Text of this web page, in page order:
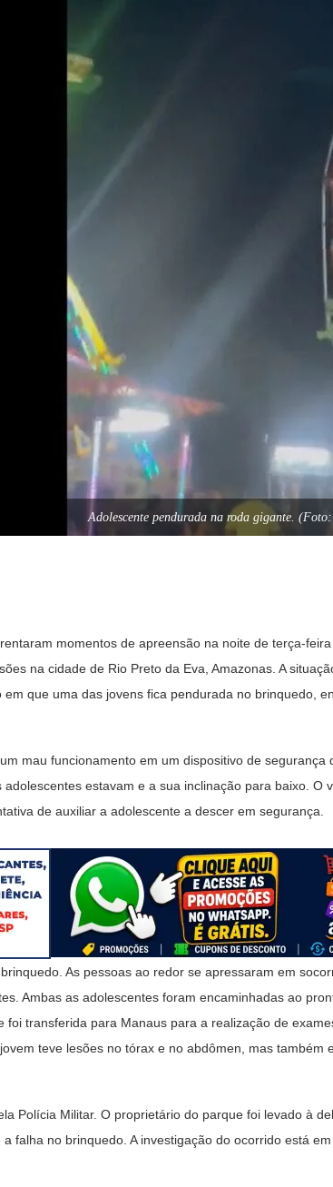
Adolescente pendurada na roda gigante.
momentos de apreensão na noite de terça-
na cidade de Rio Preto da Eva, Amazonas. A
que uma das jovens fica pendurada no brinquedo,
mau funcionamento em um dispositivo de segurança
estavam e a sua inclinação para baixo. O
de auxiliar a adolescente a descer em segurança.
As pessoas ao redor se apressaram em
Ambas as adolescentes foram encaminhadas ao
transferida para Manaus para a realização de
teve lesões no tórax e no abdômen, mas também
Polícia Militar. O proprietário do parque foi levado à
falha no brinquedo. A investigação do ocorrido está em